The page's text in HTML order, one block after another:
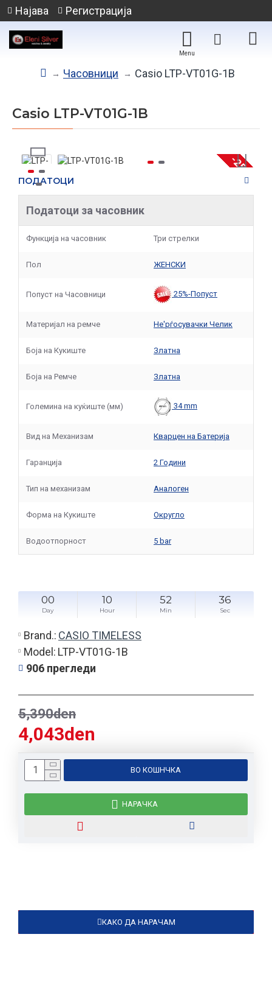
Најава Регистрација
Часовници Casio LTP-VT01G-1B
Casio LTP-VT01G-1B
-25 %
ПОДАТОЦИ
Податоци за часовник
Функција на часовник Три стрелки
Пол ЖЕНСКИ
Попуст на Часовници 25%-Попуст
Материјал на ремче Не'рѓосувачки Челик
Боја на Кукиште Златна
Боја на Ремче Златна
Големина на куќиште (мм) 34 mm
Вид на Механизам Кварцен на Батерија
Гаранција 2 Години
Тип на механизам Аналоген
Форма на Кукиште Округло
Водоотпорност 5 bar
00
Day
10
Hour
52
Min
36
Sec
5,390den
4,043den
Brand.: CASIO TIMELESS
Model: LTP-VT01G-1B
906 прегледи
ВО КОШНЧКА
НАРАЧКА
КАКО ДА НАРАЧАМ